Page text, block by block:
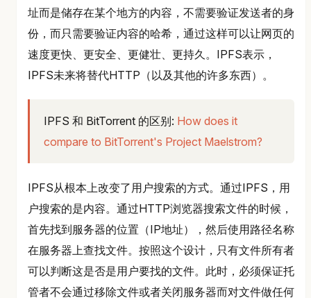
址而是储存在某个地方的内容，不需要验证发送者的身
份，而只需要验证内容的哈希，通过这样可以让网页的
速度更快、更安全、更健壮、更持久。IPFS表示，
IPFS未来将替代HTTP（以及其他的许多东西）。
IPFS 和 BitTorrent 的区别: How does it
compare to BitTorrent's Project Maelstrom?
IPFS从根本上改变了用户搜索的方式。通过IPFS，用
户搜索的是内容。通过HTTP浏览器搜索文件的时候，
首先找到服务器的位置（IP地址），然后使用路径名称
在服务器上查找文件。按照这个设计，只有文件所有者
可以判断这是否是用户要找的文件。此时，必须保证托
管者不会通过移除文件或者关闭服务器而对文件做任何